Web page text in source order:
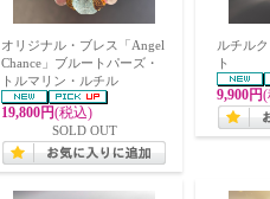
オリジナル・ブレス「Angel
Chance」ブルートパーズ・
トルマリン・ルチル
19,800円(税込)
SOLD OUT
ルチル
ト
9,900円(